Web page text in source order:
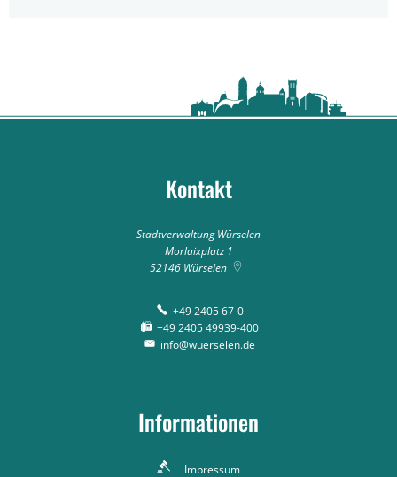
Kontakt
Stadtverwaltung Würselen
Morlaixplatz 1
52146 Würselen
+49 2405 67-0
+49 2405 49939-400
info@wuerselen.de
Informationen
Impressum